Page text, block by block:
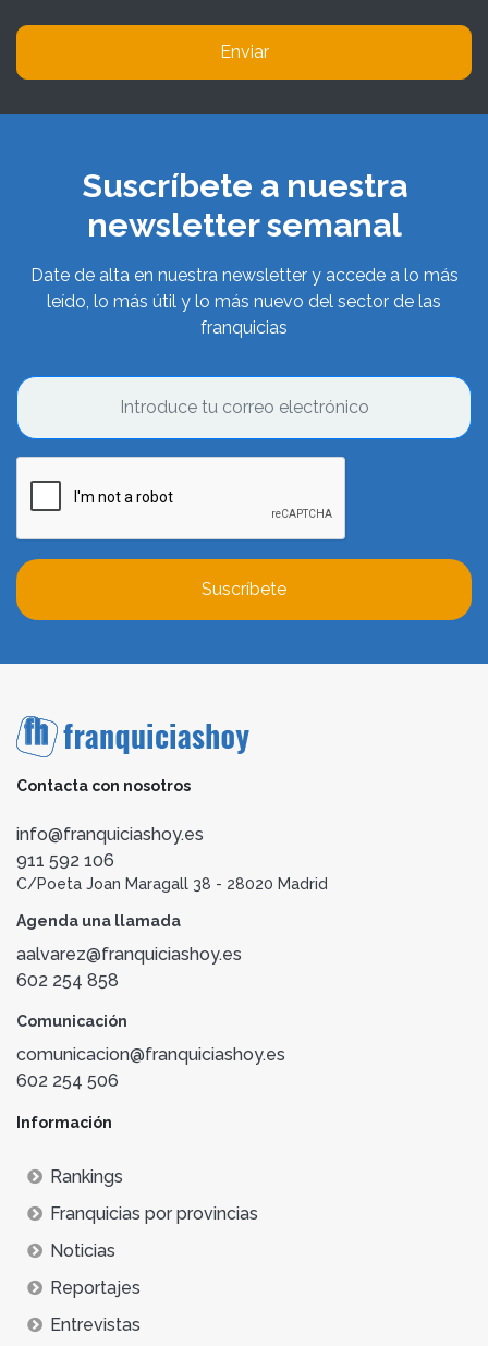
Enviar
Suscríbete a nuestra
newsletter semanal
Date de alta en nuestra newsletter y accede a lo más
leído, lo más útil y lo más nuevo del sector de las
franquicias
Suscríbete
Contacta con nosotros
info@franquiciashoy.es
911 592 106
C/Poeta Joan Maragall 38 - 28020 Madrid
Agenda una llamada
aalvarez@franquiciashoy.es
602 254 858
Comunicación
comunicacion@franquiciashoy.es
602 254 506
Información
Rankings
Franquicias por provincias
Noticias
Reportajes
Entrevistas